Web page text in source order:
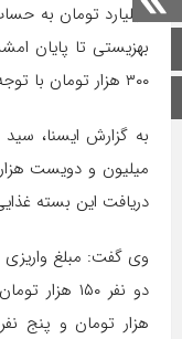
صفحه اصلی
میلیارد تومان به
۳۰۰ هزار تومان با توجه به تعداد اعضای خانوار، متغیر است.
میلیون و دویست
دریافت این بسته